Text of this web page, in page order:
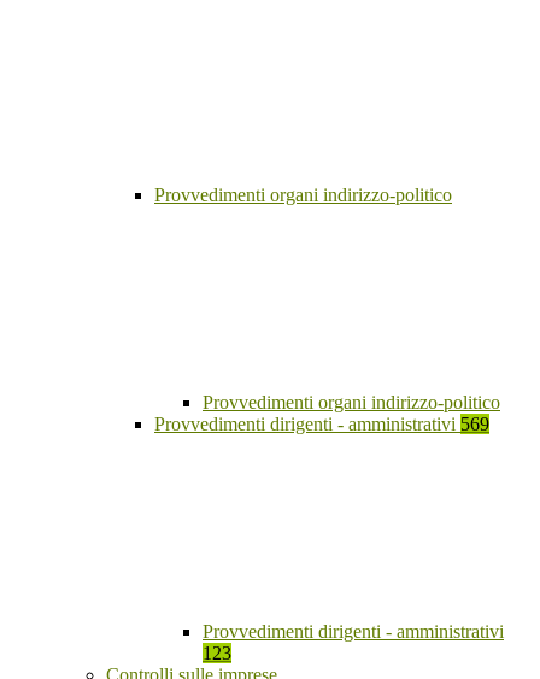
Provvedimenti organi indirizzo-politico
Provvedimenti organi indirizzo-politico
Provvedimenti dirigenti - amministrativi 569
Provvedimenti dirigenti - amministrativi
123